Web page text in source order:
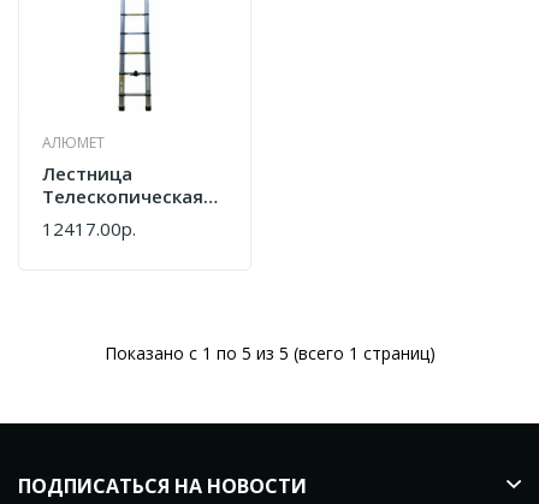
АЛЮМЕТ
Лестница
Телескопическая
АЛЮМЕТ 3.8 М TLS
3.8
12417.00р.
Показано с 1 по 5 из 5 (всего 1 страниц)
ПОДПИСАТЬСЯ НА НОВОСТИ